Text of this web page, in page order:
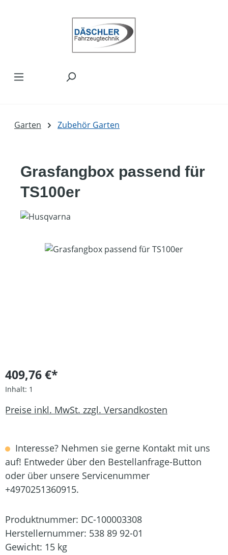
Garten Zubehör Garten
Grasfangbox passend für
TS100er
Bildergalerie überspringen
409,76 €*
Inhalt: 1
Preise inkl. MwSt. zzgl. Versandkosten
Interesse? Nehmen sie gerne Kontakt mit uns
auf! Entweder über den Bestellanfrage-Button
oder über unsere Servicenummer
+4970251360915.
Produktnummer: DC-100003308
Herstellernummer: 538 89 92-01
Gewicht: 15 kg